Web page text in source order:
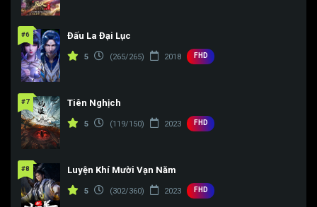
Tập 190
Tập 193
Tập 196 Tập 197
Tập 202 Tập 203
Tập 205
Tập 208 Tập 209
Tập 211
#6 Đấu La Đại Lục
5 (265/265) 2018 FHD
#7 Tiên Nghịch
5 (119/150) 2023 FHD
#8 Luyện Khí Mười Vạn Năm
5 (302/360) 2023 FHD